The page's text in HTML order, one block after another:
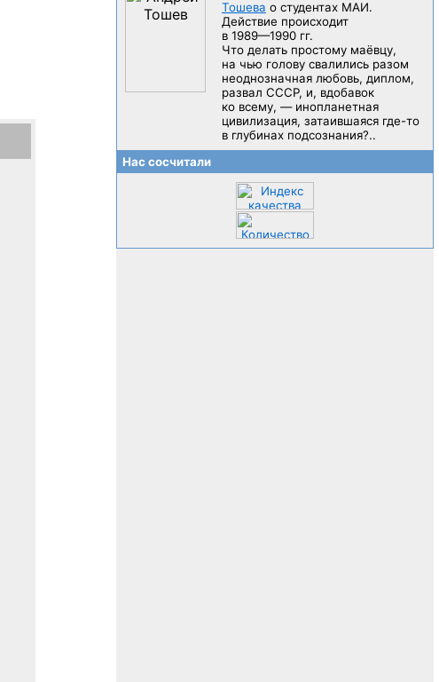
Тошева о студентах МАИ.
Действие происходит
в 1989—1990 гг.
Что делать простому маёвцу,
на чью голову свалились разом
неоднозначная любовь, диплом,
развал CCCP, и, вдобавок
ко всему, — инопланетная
цивилизация, затаившаяся где-то
в глубинах подсознания?..
Нас сосчитали